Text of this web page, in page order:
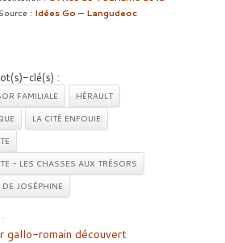
: Idées Go – Langudeoc
clé(s) :
FAMILIALE
HÉRAULT
LA CITÉ ENFOUIE
- LES CHASSES AUX TRÉSORS
DE JOSÉPHINE
gallo-romain découvert